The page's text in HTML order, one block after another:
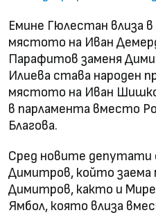
Емине Гюлестан влиза
мястото на Иван
Парафитов заменя
Илиева става народен
мястото на Иван
в парламента вместо
Благова.
Сред новите депутати
Димитров, който
Димитров, както и
Ямбол, която влиза